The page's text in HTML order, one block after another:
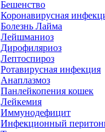
Бешенство
Коронавирусная
Болезнь Лайма
Лейшманиоз
Дирофиляриоз
Лептоспироз
Ротавирусная инфекция
Анаплазмоз
Панлейкопения кошек
Лейкемия
Иммунодефицит
Инфекционный